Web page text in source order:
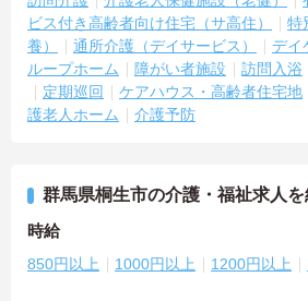
ビス付き高齢者向け住宅（サ高住）
特
養）
通所介護（デイサービス） デイ
ループホーム
障がい者施設 訪問入浴
定期巡回
ケアハウス・高齢者住宅地
護老人ホーム
介護予防
群馬県桐生市の介護・福祉求人
時給
850円以上 1000円以上 1200円以上